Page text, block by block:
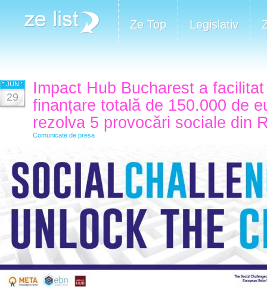
Ze Top Legislativ
JUN
29
Impact Hub Bucharest a
finanțare totală de 150.000 de
rezolva 5 provocări sociale din
Comunicate de presa